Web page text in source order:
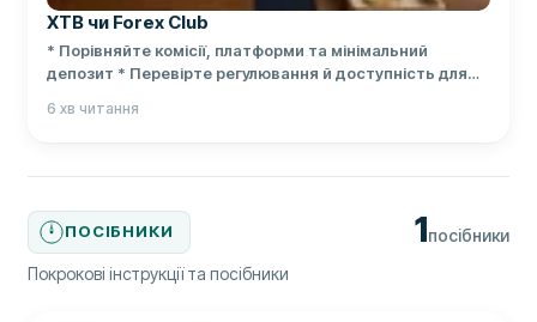
XTB чи Forex Club
* Порівняйте комісії, платформи та мінімальний
депозит * Перевірте регулювання й доступність для
брокер
6 хв читання
ПОСІБНИКИ 1посібники
Покрокові інструкції та посібники